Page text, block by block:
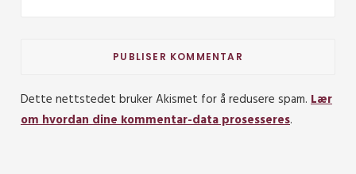
Dette nettstedet bruker Akismet for å redusere spam. Lær
om hvordan dine kommentar-data prosesseres.